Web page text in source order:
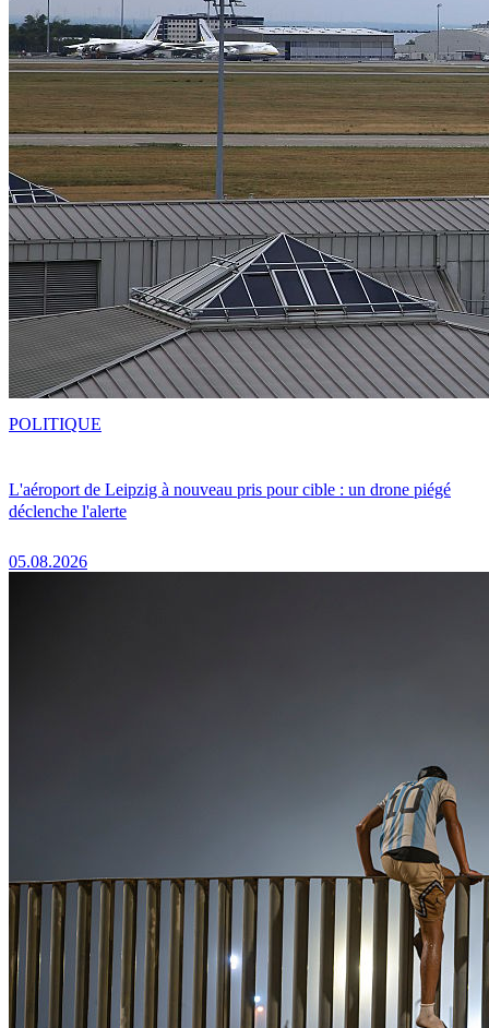
L'aéroport de Leipzig à nouveau pris pour cible : un drone piégé
déclenche l'alerte
05.08.2026
POLITIQUE